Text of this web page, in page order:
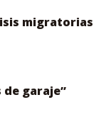
migratorias
de garaje”